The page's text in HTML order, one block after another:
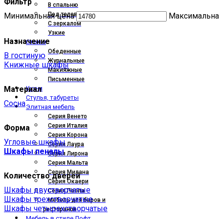
В спальню
Под телевизор
С зеркалом
Узкие
Столы
Обеденные
Журнальные
Макияжные
Письменные
Кухни
Стулья, табуреты
Элитная мебель
Серия Венето
Серия Италия
Серия Корона
Серия Лаура
Серия Лирона
Серия Мальта
Серия Милана
Серия Окаери
Серия Паола
Мебель для баров и
ресторанов
Минимальная цена
Назначение
В гостиную
Книжные шкафы
Материал
Сосна
Форма
Угловые шкафы
Шкафы пеналы
Количество дверей
Шкафы двустворчатые
Шкафы трехстворчатые
Шкафы четырехстворчатые